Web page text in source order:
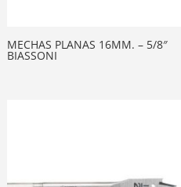
MECHAS PLANAS 16MM. – 5/8″
BIASSONI